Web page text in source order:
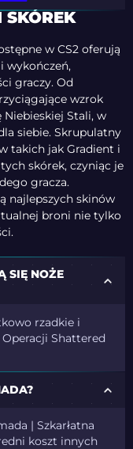
SKÓREK
w CS2 oferują
wykończeń,
graczy. Od
wzrok
Stali, w
siebie. Skrupulatny
takich jak Gradient i
skórek, czyniąc je
gracza.
najlepszych skinów
broni nie tylko
SIĘ NOŻE
rzadkie i
Operacji Shattered
| Szkarłatna
koszt innych